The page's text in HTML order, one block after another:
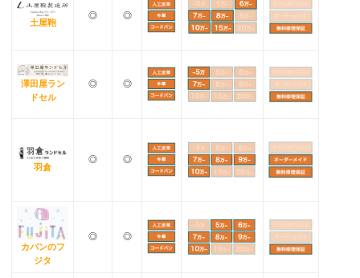
土屋鞄
◎ ◎
澤田屋ラン
ドセル
◎ ◎
羽倉
◎ ◎
カバンのフ
ジタ
◎ ◎